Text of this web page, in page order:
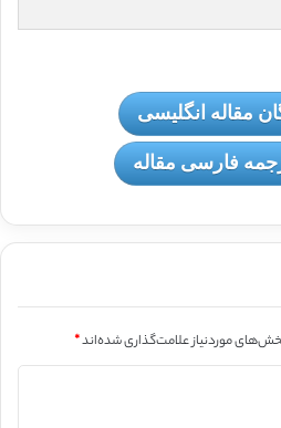
مقاله انگلیسی
فارسی مقاله
موردنیاز علامت‌گذاری شده‌اند*